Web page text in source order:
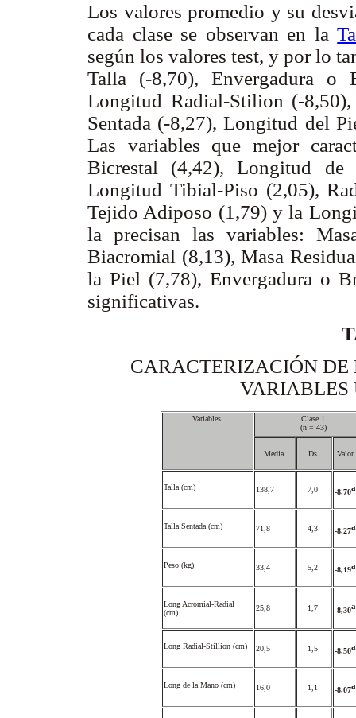
Los valores promedio y su
cada clase se observan en la
según los valores test, y por lo
Talla (-8,70), Envergadura o
Longitud Radial-Stilion (-
Sentada (-8,27), Longitud del
Las variables que mejor
Bicrestal (4,42), Longitud
Longitud Tibial-Piso (2,05),
Tejido Adiposo (1,79) y la
la precisan las variables:
Biacromial (8,13), Masa
la Piel (7,78), Envergadura o
significativas.
CARACTERIZACIÓN DE
VARIABLES
Variables
Clase 1
(n = 43)
Media Ds Valor
Talla (cm) 138,7 7,0 -8,70a
Talla Sentada (cm) 71,8 4,3 -8,27a
Peso (kg) 33,4 5,2 -8,19a
Long Acromial-Radial
(cm)
25,8 1,7 -8,30a
Long Radial-Stillion (cm) 20,5 1,5 -8,50a
Long de la Mano (cm) 16,0 1,1 -8,07a